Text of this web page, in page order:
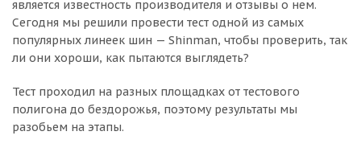
является известность производителя и отзывы о нем.
Сегодня мы решили провести тест одной из самых
популярных линеек шин — Shinman, чтобы проверить, так
ли они хороши, как пытаются выглядеть?
Тест проходил на разных площадках от тестового
полигона до бездорожья, поэтому результаты мы
разобьем на этапы.